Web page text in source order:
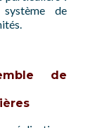
de
de